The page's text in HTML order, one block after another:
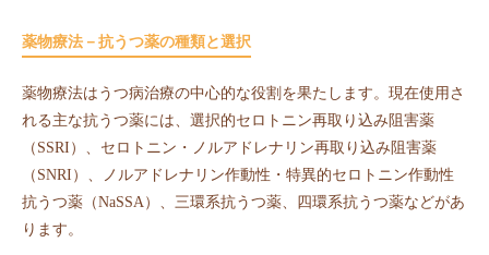
薬物療法－抗うつ薬の種類と選択
薬物療法はうつ病治療の中心的な役割を果たします。現在使用さ
れる主な抗うつ薬には、選択的セロトニン再取り込み阻害薬
（SSRI）、セロトニン・ノルアドレナリン再取り込み阻害薬
（SNRI）、ノルアドレナリン作動性・特異的セロトニン作動性
抗うつ薬（NaSSA）、三環系抗うつ薬、四環系抗うつ薬などがあ
ります。